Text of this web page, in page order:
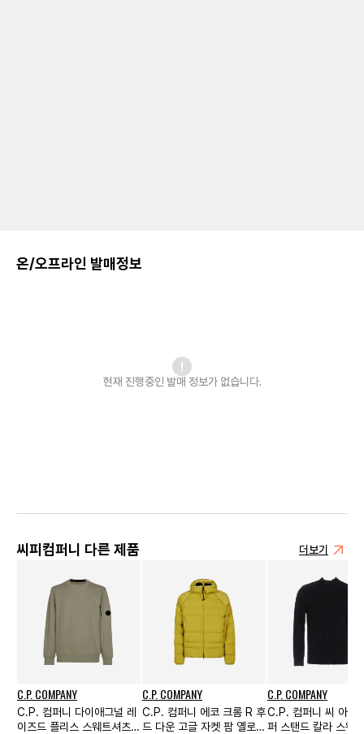
온/오프라인 발매정보
현재 진행중인 발매 정보가 없습니다.
씨피컴퍼니 다른 제품 더보기
C.P. COMPANY
C.P. 컴퍼니 다이애그널 레
이즈드 플리스 스웨트셔츠
C.P. COMPANY
C.P. 컴퍼니 에코 크롬 R 후
드 다운 고글 자켓 팜 옐로우
C.P. COMPANY
C.P. 컴퍼니 씨 아일
퍼 스탠드 칼라 스웨